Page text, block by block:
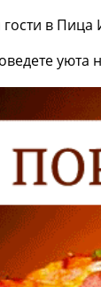
в Пица